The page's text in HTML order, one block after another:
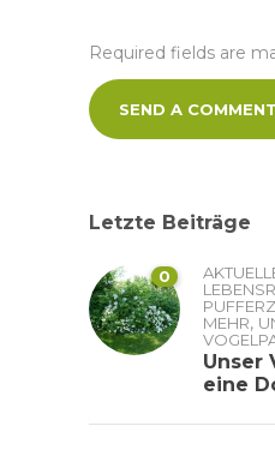
Required fields are
Letzte Beiträge
0
MEHR,
Unser
eine